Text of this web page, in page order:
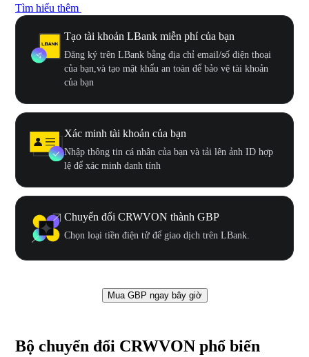
Tìm hiểu thêm
Tạo tài khoản LBank miễn phí của bạn
Đăng ký trên LBank bằng địa chỉ email/số điện thoại
của bạn,và tạo mật khẩu an toàn để bảo vệ tài khoản
của bạn
Xác minh tài khoản của bạn
Nhập thông tin cá nhân của bạn và tải lên ảnh ID hợp
lệ để xác minh danh tính
Chuyển đổi CRWVON thành GBP
Chọn loại tiền điện tử để giao dịch trên LBank.
Mua GBP ngay bây giờ
Bộ chuyển đổi CRWVON phổ biến